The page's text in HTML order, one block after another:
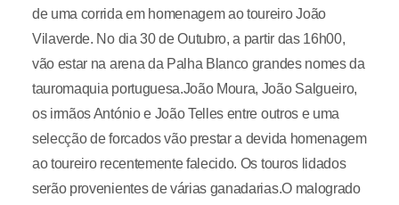
de uma corrida em homenagem ao toureiro João
Vilaverde. No dia 30 de Outubro, a partir das 16h00,
vão estar na arena da Palha Blanco grandes nomes da
tauromaquia portuguesa.João Moura, João Salgueiro,
os irmãos António e João Telles entre outros e uma
selecção de forcados vão prestar a devida homenagem
ao toureiro recentemente falecido. Os touros lidados
serão provenientes de várias ganadarias.O malogrado